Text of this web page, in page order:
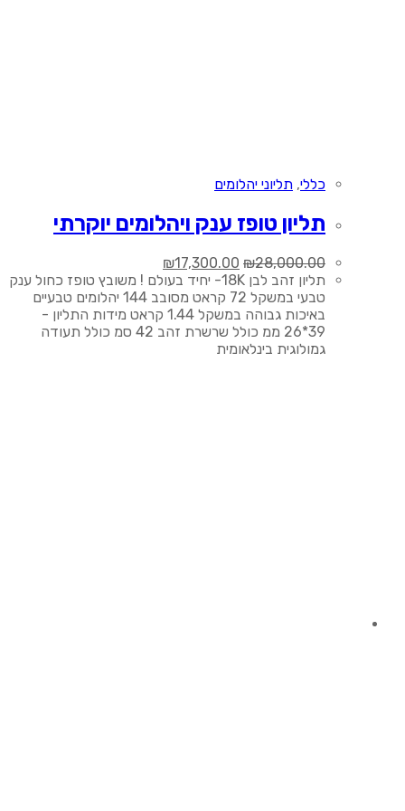
כללי, תליוני יהלומים
תליון טופז ענק ויהלומים יוקרתי
₪28,000.00
המחיר
המקורי
היה:
₪28,000.00.
₪17,300.00
הנוכחי
הוא:
₪17,300.00.
תליון זהב לבן 18K- יחיד בעולם ! משובץ טופז כחול ענק
טבעי במשקל 72 קראט מסובב 144 יהלומים טבעיים
באיכות גבוהה במשקל 1.44 קראט מידות התליון -
39*26 ממ כולל שרשרת זהב 42 סמ כולל תעודה
גמולוגית בינלאומית